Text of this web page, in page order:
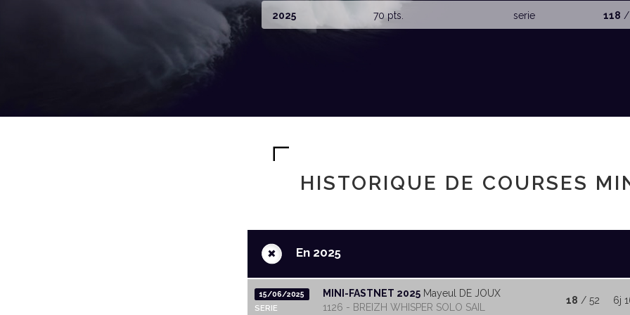
2025 70 pts. serie 118 /
HISTORIQUE DE COURSES
+ En 2025
15/06/2025
SERIE
MINI-FASTNET 2025 Mayeul DE JOUX
1126 - BREIZH WHISPER SOLO SAIL
18 / 52 6j